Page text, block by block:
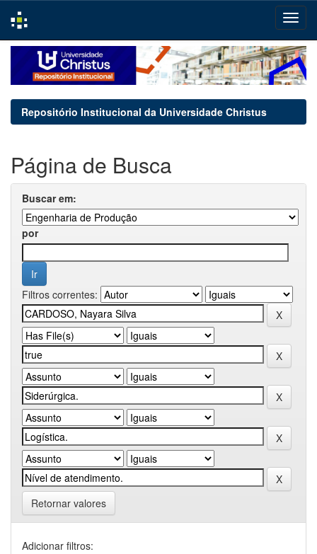
navigation
Repositório Institucional da Universidade Christus
Página de Busca
Buscar em:
por
Filtros correntes:
Retornar valores
Adicionar filtros: